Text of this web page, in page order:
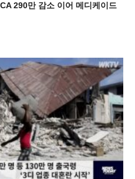
290만 감소 이어 메디케이드